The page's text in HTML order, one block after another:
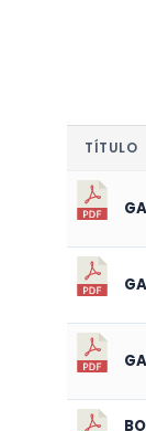
TÍTULO